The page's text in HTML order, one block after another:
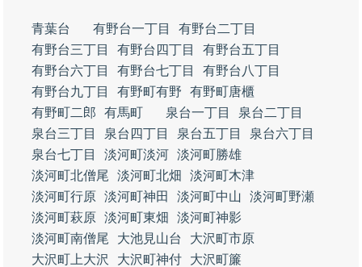
青葉台 有野台一丁目
有野台二丁目
有野台三丁目
有野台四丁目
有野台五丁目
有野台六丁目
有野台七丁目
有野台八丁目
有野台九丁目
有野町有野
有野町唐櫃
有野町二郎
有馬町 泉台一丁目
泉台二丁目
泉台三丁目
泉台四丁目 泉台五丁目
泉台六丁目
泉台七丁目
淡河町淡河 淡河町勝雄
淡河町北僧尾
淡河町北畑
淡河町木津
淡河町行原 淡河町神田 淡河町中山
淡河町野瀬
淡河町萩原 淡河町東畑
淡河町神影
淡河町南僧尾
大池見山台
大沢町市原
大沢町上大沢
大沢町神付
大沢町簾